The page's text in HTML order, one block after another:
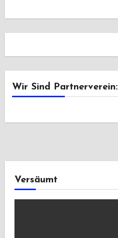
Wir Sind Partnerverein:
Versäumt